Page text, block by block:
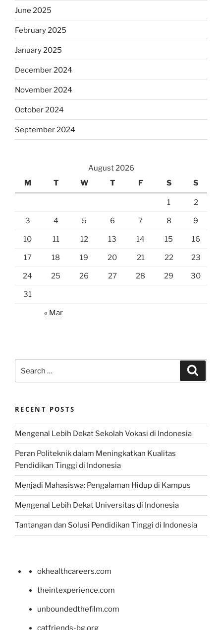
June 2025
February 2025
January 2025
December 2024
November 2024
October 2024
September 2024
August 2026
M
T W T F S S
1 2
3 4 5 6 7 8 9
10 11 12 13 14 15 16
17 18 19 20 21 22 23
24 25 26 27 28 29 30
31
« Mar
for:
RECENT POSTS
Mengenal Lebih Dekat Sekolah Vokasi di Indonesia
Peran Politeknik dalam Meningkatkan Kualitas
Pendidikan Tinggi di Indonesia
Menjadi Mahasiswa: Pengalaman Hidup di Kampus
Mengenal Lebih Dekat Universitas di Indonesia
Tantangan dan Solusi Pendidikan Tinggi di Indonesia
okhealthcareers.com
theintexperience.com
unboundedthefilm.com
catfriends-bg.org